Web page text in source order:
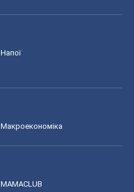
Напої
Макроекономіка
MAMACLUB